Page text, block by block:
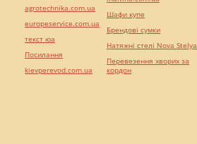
agrotechnika.com.ua
europeservice.com.ua
текст юа
Посилання
kievperevod.com.ua
Шафи купе
Брендові сумки
Натяжні стелі Nova Stelya
Перевезення хворих за
кордон